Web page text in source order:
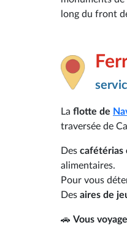
long du front
La flotte de
traversée de
Des cafétérias
alimentaires.
Pour vous
Des aires de
🚗 Vous